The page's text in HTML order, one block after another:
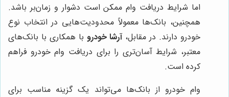
اما شرایط دریافت وام ممکن است دشوار و زمان‌بر باشد.
همچنین، بانک‌ها معمولاً محدودیت‌هایی در انتخاب نوع
خودرو دارند. در مقابل،آرشا خودرو با همکاری با بانک‌های
معتبر، شرایط آسان‌تری را برای دریافت وام خودرو فراهم
کرده است.
وام خودرو از بانک‌ها می‌تواند یک گزینه مناسب برای